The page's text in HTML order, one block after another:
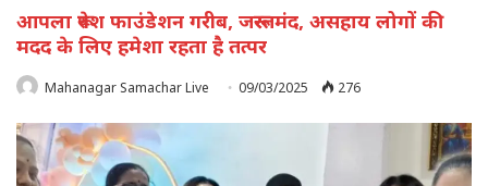
आपला रूपेश फाउंडेशन गरीब, जरूरतमंद, असहाय लोगों की
मदद के लिए हमेशा रहता है तत्पर
Mahanagar Samachar Live 09/03/2025 276